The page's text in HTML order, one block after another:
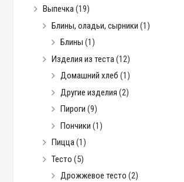
Выпечка(19)
Блины, оладьи, сырники (1)
Блины (1)
Изделия из теста(12)
Домашний хлеб (1)
Другие изделия (2)
Пироги (9)
Пончики (1)
Пицца(1)
Тесто (5)
Дрожжевое тесто (2)